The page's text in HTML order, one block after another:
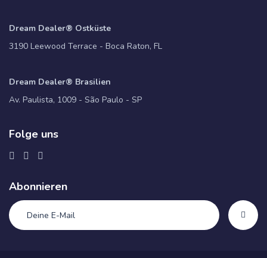
Dream Dealer® Ostküste
3190 Leewood Terrace - Boca Raton, FL
Dream Dealer® Brasilien
Av. Paulista, 1009 - São Paulo - SP
Folge uns
Abonnieren